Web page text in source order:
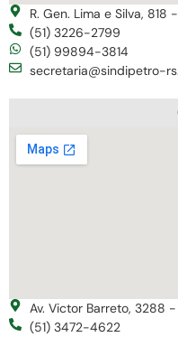
R. Gen. Lima e Silva,
(51) 3226-2799
(51) 99894-3814
secretaria@sindipetro-
Av. Victor Barreto, 3288
(51) 3472-4622